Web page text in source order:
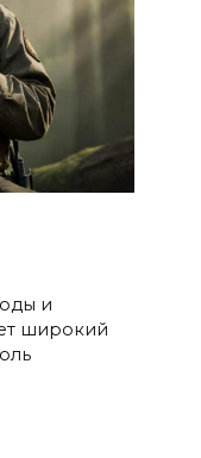
и
широкий